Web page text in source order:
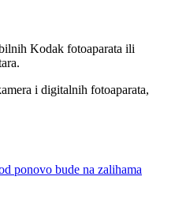
Kodak fotoaparata ili
i digitalnih fotoaparata,
ponovo bude na zalihama